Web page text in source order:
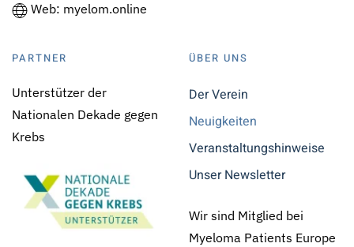
Web: myelom.online
PARTNER
Unterstützer der
Nationalen Dekade gegen
Krebs
ÜBER UNS
Der Verein
Neuigkeiten
Veranstaltungshinweise
Unser Newsletter
Wir sind Mitglied bei
Myeloma Patients Europe